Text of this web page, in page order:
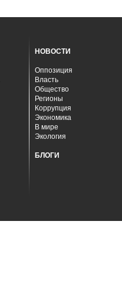
НОВОСТИ
Оппозиция
Власть
Общество
Регионы
Коррупция
Экономика
В мире
Экология
БЛОГИ